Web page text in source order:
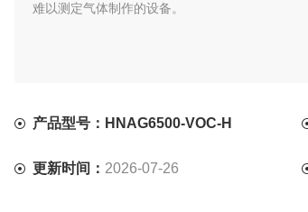
难以测定气体制作的设备。
产品型号：HNAG6500-VOC-H
更新时间： 2026-07-26